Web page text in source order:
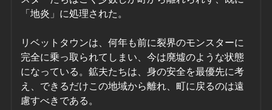
「地炎」に処理された。
リベットタウンは、何年も前に裂界のモンスターに
完全に乗っ取られてしまい、今は廃墟のような状態
になっている。鉱夫たちは、身の安全を最優先に考
え、できるだけこの地域から離れ、町に戻るのは遠
慮すべきである。